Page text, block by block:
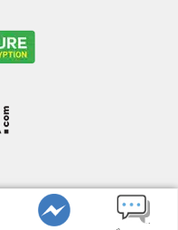
Cầm Đồ Đắk Lắk